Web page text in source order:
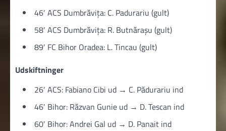
46′ ACS Dumbrăvița: C. Padurariu (gult)
58′ ACS Dumbrăvița: R. Butnărașu (gult)
89′ FC Bihor Oradea: L. Tincau (gult)
Udskiftninger
26′ ACS: Fabiano Cibi ud → C. Pădurariu ind
46′ Bihor: Răzvan Gunie ud → D. Tescan ind
60′ Bihor: Andrei Gal ud → D. Panait ind